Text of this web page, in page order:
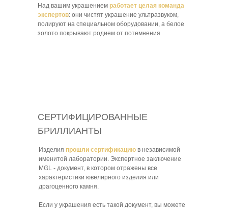
СЕРТИФИЦИРОВАННЫЕ
БРИЛЛИАНТЫ
Над вашим украшением работает целая команда
экспертов: они чистят украшение ультразвуком,
полируют на специальном оборудовании, а белое
золото покрывают родием от потемнения
Изделия прошли сертификацию в независимой
именитой лаборатории. Экспертное заключение
MGL - документ, в котором отражены все
характеристики ювелирного изделия или
драгоценного камня.
Если у украшения есть такой документ, вы можете